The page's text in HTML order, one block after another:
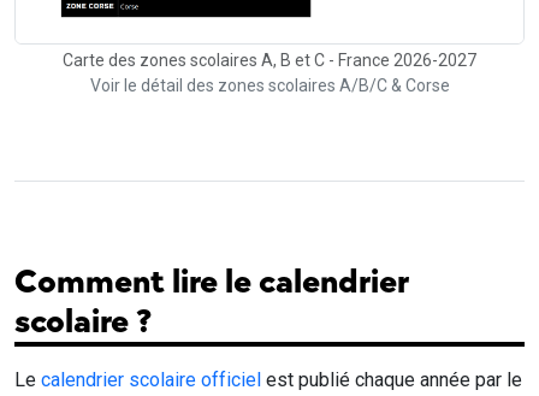
Carte des zones scolaires A, B et C - France 2026-2027
Voir le détail des zones scolaires A/B/C & Corse
Comment lire le calendrier
scolaire ?
Le calendrier scolaire officiel est publié chaque année par le